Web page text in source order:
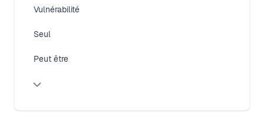
Vulnérabilité
Seul
Peut être